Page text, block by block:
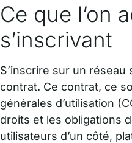
Ce que l’on
s’inscrivant
S’inscrire sur un
contrat. Ce contrat, ce
générales d’utilisation
droits et les obligations
utilisateurs d’un côté,